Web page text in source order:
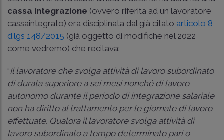
cassa integrazione (ovvero riferita ad un lavoratore
cassaintegrato) era disciplinata dal già citato articolo 8
d.lgs 148/2015 (già oggetto di modifiche nel 2022
come vedremo) che recitava:
“Il lavoratore che svolga attività di lavoro subordinato
di durata superiore a sei mesi nonché di lavoro
autonomo durante il periodo di integrazione salariale
non ha diritto al trattamento per le giornate di lavoro
effettuate. Qualora il lavoratore svolga attività di
lavoro subordinato a tempo determinato pari o